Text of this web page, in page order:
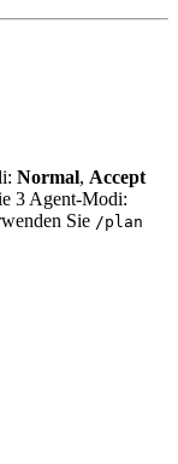
Normal, Accept
3 Agent-Modi:
Sie /plan